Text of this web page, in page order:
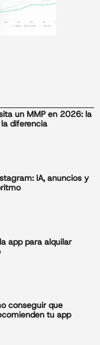
un MMP en 2026: la
diferencia
IA, anuncios y
app para alquilar
conseguir que
tu app